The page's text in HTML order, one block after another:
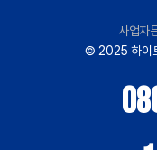
사업자
© 2025 하이